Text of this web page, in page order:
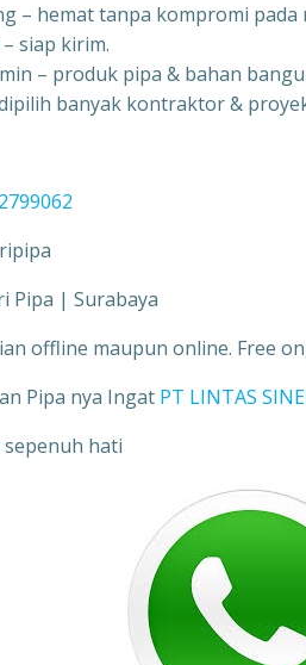
– hemat tanpa kompromi pada
siap kirim.
– produk pipa & bahan
banyak kontraktor &
Kami:
Pipa | Surabaya
offline maupun online. Free
Pipa nya Ingat PT LINTAS
hati